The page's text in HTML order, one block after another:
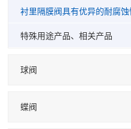
衬里隔膜阀具有优异的耐腐
特殊用途产品、相关产品
球阀
蝶阀